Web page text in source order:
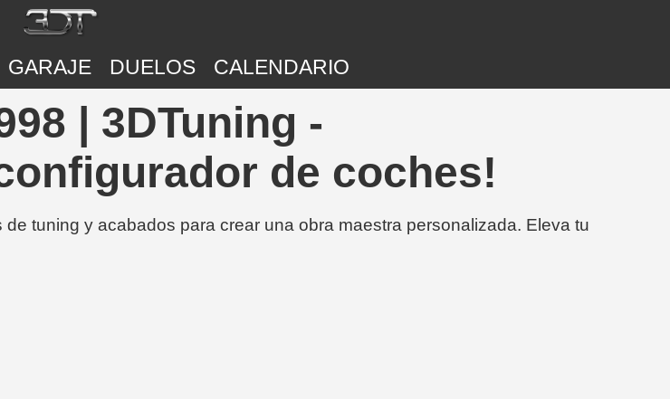
GARAJE DUELOS CALENDARIO
| 3DTuning -
de coches!
tuning y acabados para crear una obra maestra personalizada. Eleva tu